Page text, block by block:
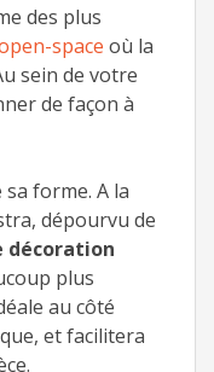
des plus
space où la
sein de votre
de façon à
forme. A la
dépourvu de
décoration
plus
au côté
et facilitera